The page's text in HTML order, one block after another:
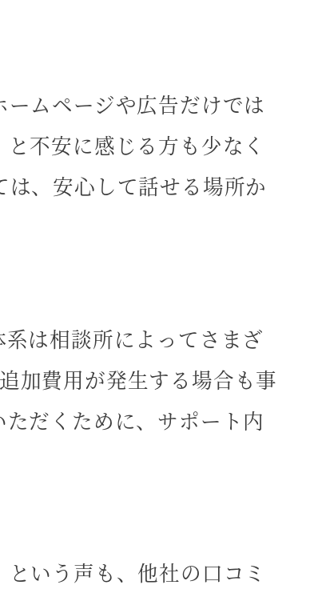
ムページや広告だけでは
不安に感じる方も少なく
、安心して話せる場所か
は相談所によってさまざ
加費用が発生する場合も事
だくために、サポート内
いう声も、他社の口コミ